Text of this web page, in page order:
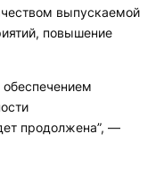
выпускаемой
повышение
обеспечением
продолжена”, —